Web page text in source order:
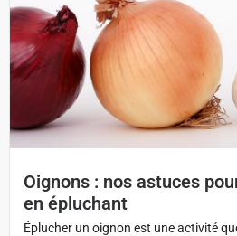
Oignons : nos astuces
en épluchant
Éplucher un oignon est une activité